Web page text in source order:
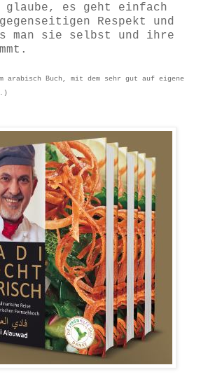
es geht einfach
Respekt und
man sie selbst und ihre
arabisch Buch, mit dem sehr gut auf eigene